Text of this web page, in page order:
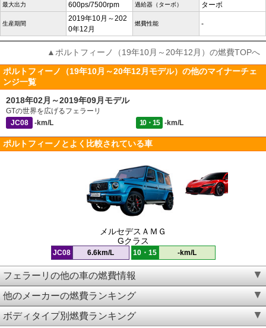
最大出力 600ps/7500rpm 過給器（ターボ） ターボ
生産期間
2019年10月～202
0年12月
燃費性能 -
▲ポルトフィーノ（19年10月～20年12月）の燃費TOPへ
ポルトフィーノ（19年10月～20年12月モデル）の他のマイナーチェ
ンジ一覧
2018年02月～2019年09月モデル
GTの世界を広げるフェラーリ
JC08
-km/L 10・15 -km/L
ポルトフィーノとよく比較されている車
メルセデスＡＭＧ
Gクラス
JC08 6.6km/L 10・15 -km/L
フェラーリの他の車の燃費情報
他のメーカーの燃費ランキング
ボディタイプ別燃費ランキング